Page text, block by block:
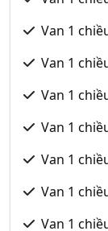
Van 1
Van 1
Van 1
Van 1
Van 1
Van 1
Van 1